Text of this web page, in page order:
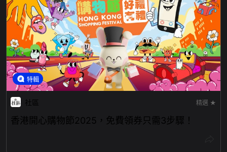
特輯
社區 精選 ★
香港開心購物節2025，免費領券只需3步驟！